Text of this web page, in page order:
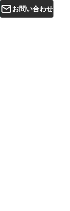
お問い合わせ